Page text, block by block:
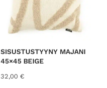
SISUSTUSTYYNY MAJANI
45×45 BEIGE
32,00 €